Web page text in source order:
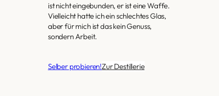
ist nicht eingebunden, er ist eine Waffe.
Vielleicht hatte ich ein schlechtes Glas,
aber für mich ist das kein Genuss,
sondern Arbeit.
Selber probieren!Zur Destillerie